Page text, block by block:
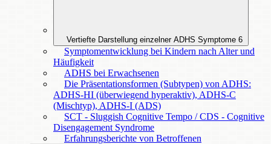
Vertiefte Darstellung einzelner ADHS Symptome 6
Symptomentwicklung bei Kindern nach Alter und
Häufigkeit
ADHS bei Erwachsenen
Die Präsentationsformen (Subtypen) von ADHS:
ADHS-HI (überwiegend hyperaktiv), ADHS-C
(Mischtyp), ADHS-I (ADS)
SCT - Sluggish Cognitive Tempo / CDS - Cognitive
Disengagement Syndrome
Erfahrungsberichte von Betroffenen